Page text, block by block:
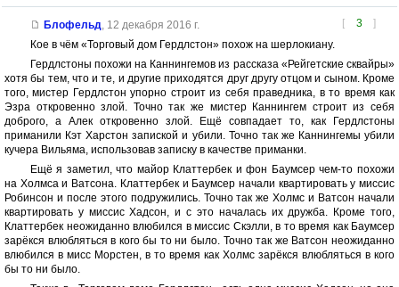
[ 3 ]
Блофельд, 12 декабря 2016 г.
Кое в чём «Торговый дом Гердлстон» похож на шерлокиану.
Гердлстоны похожи на Каннингемов из рассказа «Рейгетские сквайры»
хотя бы тем, что и те, и другие приходятся друг другу отцом и сыном. Кроме
того, мистер Гердлстон упорно строит из себя праведника, в то время как
Эзра откровенно злой. Точно так же мистер Каннингем строит из себя
доброго, а Алек откровенно злой. Ещё совпадает то, как Гердлстоны
приманили Кэт Харстон запиской и убили. Точно так же Каннингемы убили
кучера Вильяма, использовав записку в качестве приманки.
Ещё я заметил, что майор Клаттербек и фон Баумсер чем-то похожи
на Холмса и Ватсона. Клаттербек и Баумсер начали квартировать у миссис
Робинсон и после этого подружились. Точно так же Холмс и Ватсон начали
квартировать у миссис Хадсон, и с это началась их дружба. Кроме того,
Клаттербек неожиданно влюбился в миссис Скэлли, в то время как Баумсер
зарёкся влюбляться в кого бы то ни было. Точно так же Ватсон неожиданно
влюбился в мисс Морстен, в то время как Холмс зарёкся влюбляться в кого
бы то ни было.